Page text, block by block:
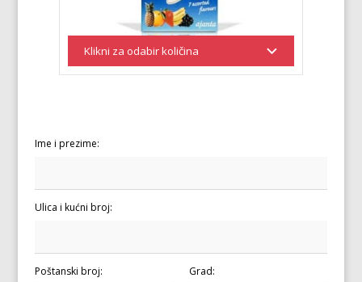
Ime i prezime:
Ulica i kućni broj:
Poštanski broj: Grad: